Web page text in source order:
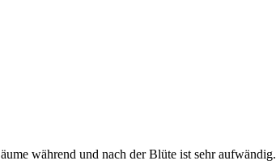
während und nach der Blüte ist sehr aufwändig.